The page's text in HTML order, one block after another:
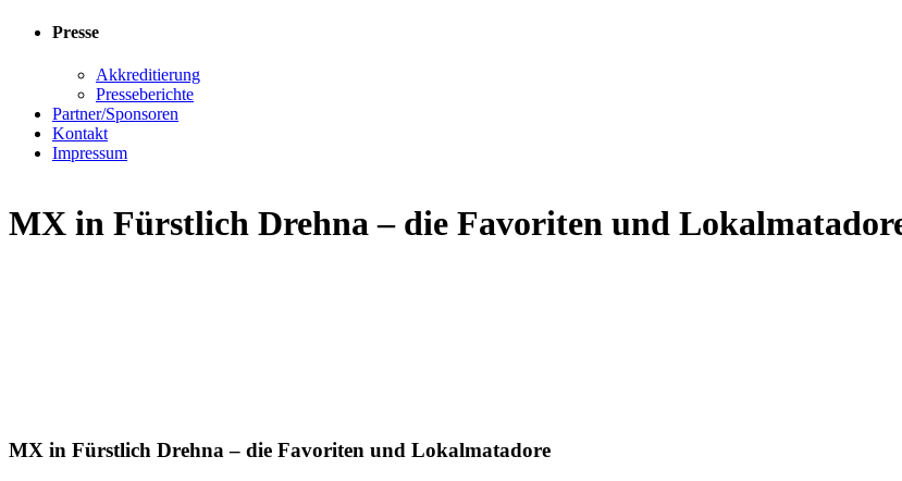
Presse
Akkreditierung
Presseberichte
Partner/Sponsoren
Kontakt
Impressum
MX in Fürstlich Drehna – die Favoriten und
MX in Fürstlich Drehna – die Favoriten und Lokalmatadore